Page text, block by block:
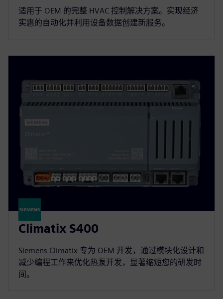
适用于 OEM 的完整 HVAC 控制解决方案。实现经济
实惠的自动化并利用设备数据创建新服务。
Climatix S400
Siemens Climatix 专为 OEM 开发，通过模块化设计和
减少编程工作来优化热泵开发，显著缩短您的研发时
间。